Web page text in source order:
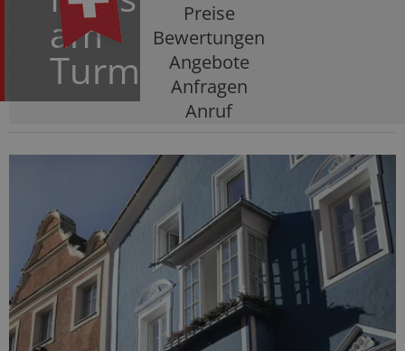
am
Turm
Preise
Bewertungen
Angebote
Anfragen
Anruf